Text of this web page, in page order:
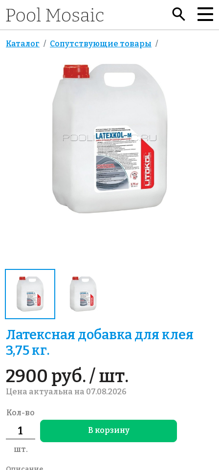
Каталог Сопутствующие товары
Латексная добавка для клея
3,75 кг.
2900 руб. / шт.
Цена актуальна на 07.08.2026
Кол-во
шт.
В корзину